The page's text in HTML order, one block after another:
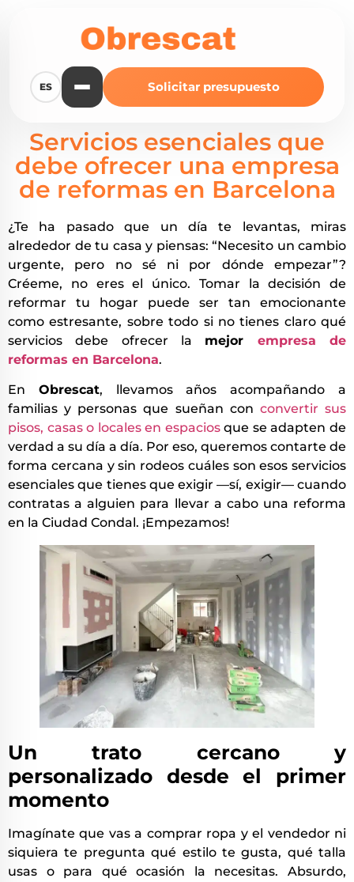
ES Solicitar presupuesto
Servicios esenciales que
debe ofrecer una empresa
de reformas en Barcelona
¿Te ha pasado que un día te levantas, miras
alrededor de tu casa y piensas: “Necesito un cambio
urgente, pero no sé ni por dónde empezar”?
Créeme, no eres el único. Tomar la decisión de
reformar tu hogar puede ser tan emocionante
como estresante, sobre todo si no tienes claro qué
servicios debe ofrecer la mejor empresa de
reformas en Barcelona.
En Obrescat, llevamos años acompañando a
familias y personas que sueñan con convertir sus
pisos, casas o locales en espaciosque se adapten de
verdad a su día a día. Por eso, queremos contarte de
forma cercana y sin rodeos cuáles son esos servicios
esenciales que tienes que exigir —sí, exigir— cuando
contratas a alguien para llevar a cabo una reforma
en la Ciudad Condal. ¡Empezamos!
Un trato cercano y
personalizado desde el primer
momento
Imagínate que vas a comprar ropa y el vendedor ni
siquiera te pregunta qué estilo te gusta, qué talla
usas o para qué ocasión la necesitas. Absurdo,